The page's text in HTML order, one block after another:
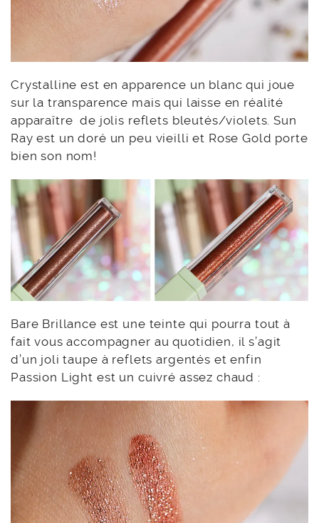
Crystalline est en apparence un blanc qui joue
sur la transparence mais qui laisse en réalité
apparaître de jolis reflets bleutés/violets. Sun
Ray est un doré un peu vieilli et Rose Gold porte
bien son nom!
Bare Brillance est une teinte qui pourra tout à
fait vous accompagner au quotidien, il s’agit
d’un joli taupe à reflets argentés et enfin
Passion Light est un cuivré assez chaud :